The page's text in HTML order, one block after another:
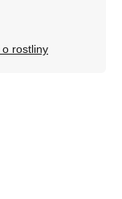
rostliny